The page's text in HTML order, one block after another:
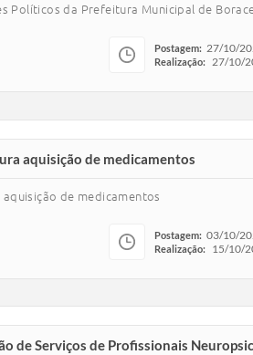
Políticos da Prefeitura Municipal de
Postagem: 27/10/
Realização: 27/10/
aquisição de medicamentos
de medicamentos
Postagem: 03/10/
Realização: 15/10/
de Serviços de Profissionais